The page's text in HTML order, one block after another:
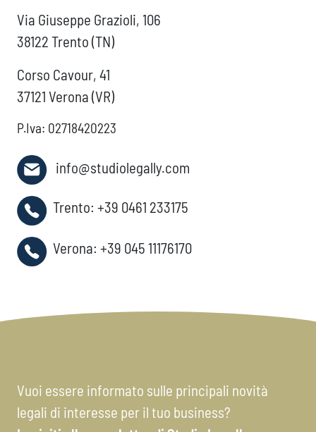
Via Giuseppe Grazioli, 106
38122 Trento (TN)
Corso Cavour, 41
37121 Verona (VR)
P.Iva: 02718420223
info@studiolegally.com
Trento: +39 0461 233175
Verona: +39 045 11176170
Vuoi essere informato sulle principali novità
legali di interesse per il tuo business?